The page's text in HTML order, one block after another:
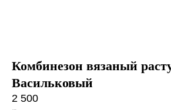
Комбинезон вязаный
Васильковый
2 500